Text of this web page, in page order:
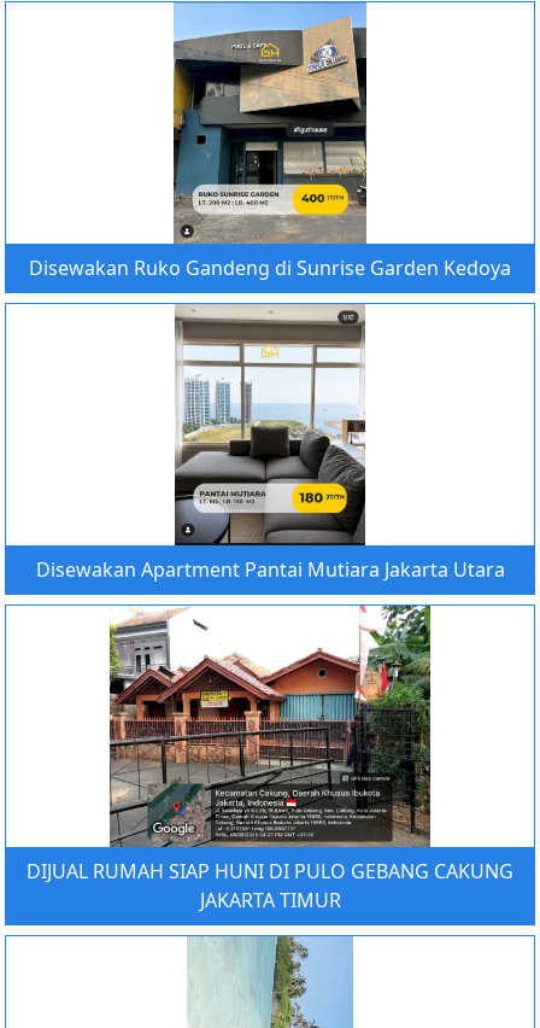
Disewakan Ruko Gandeng di Sunrise Garden Kedoya
Disewakan Apartment Pantai Mutiara Jakarta Utara
DIJUAL RUMAH SIAP HUNI DI PULO GEBANG CAKUNG
JAKARTA TIMUR